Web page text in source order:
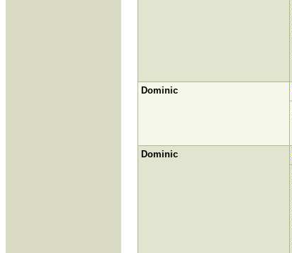
Dominic
Dominic